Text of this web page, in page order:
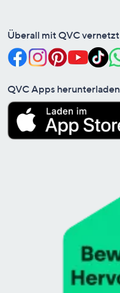
Überall mit QVC vernetzt
QVC Apps herunterladen